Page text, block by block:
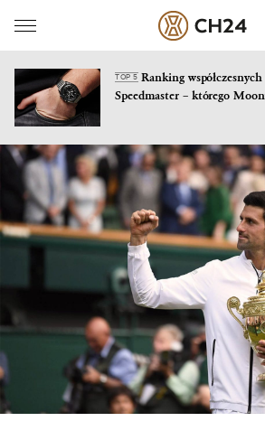
Skip
content
TOP 5Ranking
Speedmaster – którego